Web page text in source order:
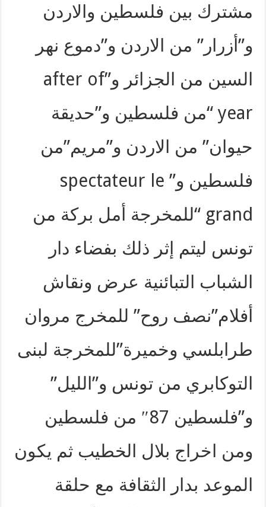
مشترك بين فلسطين والاردن
و”أزرار” من الاردن و”دموع نهر
السين من الجزائر و”after of
year “من فلسطين و”حديقة
حيوان” من الاردن و”مريم”من
فلسطين و” spectateur le
grand “للمخرجة أمل بركة من
تونس ليتم إثر ذلك بفضاء دار
الشباب التبائنية عرض ونقاش
أفلام”نصف روح” للمخرج مروان
طرابلسي وخميرة”للمخرجة لبنى
التوكابري من تونس و”الليل”
و”فلسطين 87″ من فلسطين
ومن اخراج بلال الخطيب ثم يكون
الموعد بدار الثقافة مع حلقة